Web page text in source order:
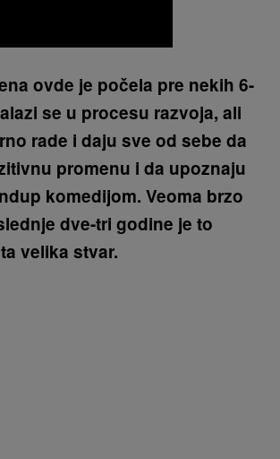
ovde je počela pre nekih 6-
se u procesu razvoja, ali
rade i daju sve od sebe da
promenu i da upoznaju
komedijom. Veoma brzo
dve-tri godine je to
velika stvar.